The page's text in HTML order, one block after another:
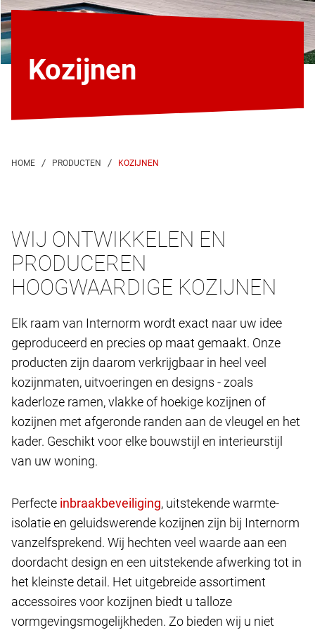
Kozijnen
KOZIJNEN
WIJ ONTWIKKELEN EN
PRODUCEREN
HOOGWAARDIGE KOZIJNEN
Elk raam van Internorm wordt exact naar uw idee
geproduceerd en precies op maat gemaakt. Onze
producten zijn daarom verkrijgbaar in heel veel
kozijnmaten, uitvoeringen en designs - zoals
kaderloze ramen, vlakke of hoekige kozijnen of
kozijnen met afgeronde randen aan de vleugel en het
kader. Geschikt voor elke bouwstijl en interieurstijl
van uw woning.
Perfecte
, uitstekende warmte-
isolatie en geluidswerende kozijnen zijn bij Internorm
vanzelfsprekend. Wij hechten veel waarde aan een
doordacht design en een uitstekende afwerking tot in
het kleinste detail. Het uitgebreide assortiment
accessoires voor kozijnen biedt u talloze
vormgevingsmogelijkheden. Zo bieden wij u niet